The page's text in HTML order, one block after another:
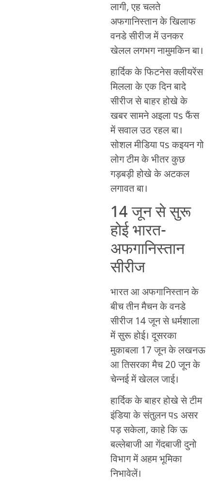
लागी, एह चलते
अफगानिस्तान के खिलाफ
वनडे सीरीज में उनकर
खेलल लगभग नामुमकिन बा।
हार्दिक के फिटनेस क्लीयरेंस
मिलला के एक दिन बादे
सीरीज से बाहर होखे के
खबर सामने अइला पs फैंस
में सवाल उठ रहल बा।
सोशल मीडिया पs कइयन गो
लोग टीम के भीतर कुछ
गड़बड़ी होखे के अटकल
लगावत बा।
14 जून से सुरू
होई भारत-
अफगानिस्तान
सीरीज
भारत आ अफगानिस्तान के
बीच तीन मैचन के वनडे
सीरीज 14 जून से धर्मशाला
में सुरू होई। दूसरका
मुकाबला 17 जून के लखनऊ
आ तिसरका मैच 20 जून के
चेन्नई में खेलल जाई।
हार्दिक के बाहर होखे से टीम
इंडिया के संतुलन पs असर
पड़ सकेला, काहे कि ऊ
बल्लेबाजी आ गेंदबाजी दुनो
विभाग में अहम भूमिका
निभावेलें।